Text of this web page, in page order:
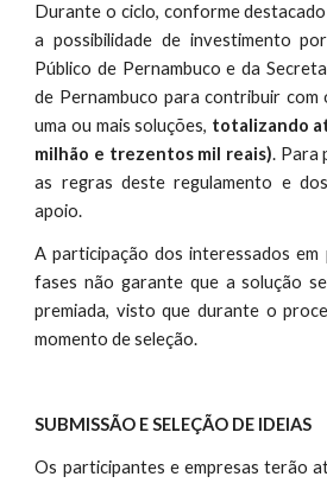
Durante o ciclo, conforme
a possibilidade de investimento
Público de Pernambuco e da
de Pernambuco para contribuir com
uma ou mais soluções, totalizando
milhão e trezentos mil reais). Para
as regras deste regulamento e
apoio.
A participação dos interessados
fases não garante que a solução
premiada, visto que durante o
momento de seleção.
SUBMISSÃO E SELEÇÃO DE IDEIAS
Os participantes e empresas terão